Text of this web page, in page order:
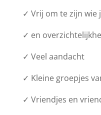
✓ Vrij om te zijn wie
✓ en
✓ Veel aandacht
✓ Kleine groepjes
✓ Vriendjes en